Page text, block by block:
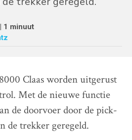
| 1 minuut
Claas worden uitgerust
Met de nieuwe functie
de doorvoer door de pick-
de trekker geregeld.